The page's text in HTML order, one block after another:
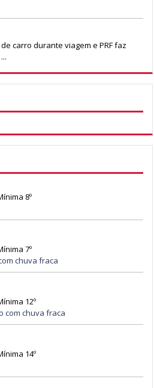
carro durante viagem e PRF faz
8º
7º
chuva fraca
12º
com chuva fraca
14º